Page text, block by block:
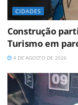
CIDADES
Construção
Turismo em
4 DE AGOSTO DE 2026